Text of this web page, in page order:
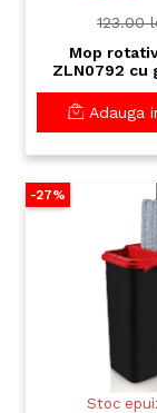
123.00
Mop
ZLN0792 cu
dubla
maner
sistem
Adauga
-27%
Stoc